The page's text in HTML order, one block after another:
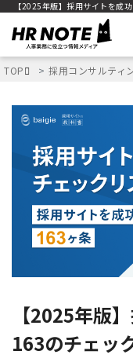
【2025年版】採用サイトを成
TOP 採用コンサルティ
【2025年版
163のチェッ